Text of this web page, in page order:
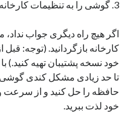
3. گوشی را به تنظیمات کارخانه بازگردانید
اگر هیچ راه دیگری جواب
کارخانه بازگردانید. (توجه: قبل
خود نسخه پشتیبان تهیه کنید.)
تا حد زیادی مشکل کندی
حافظه را حل کنید و از سرعت
خود لذت ببرید.